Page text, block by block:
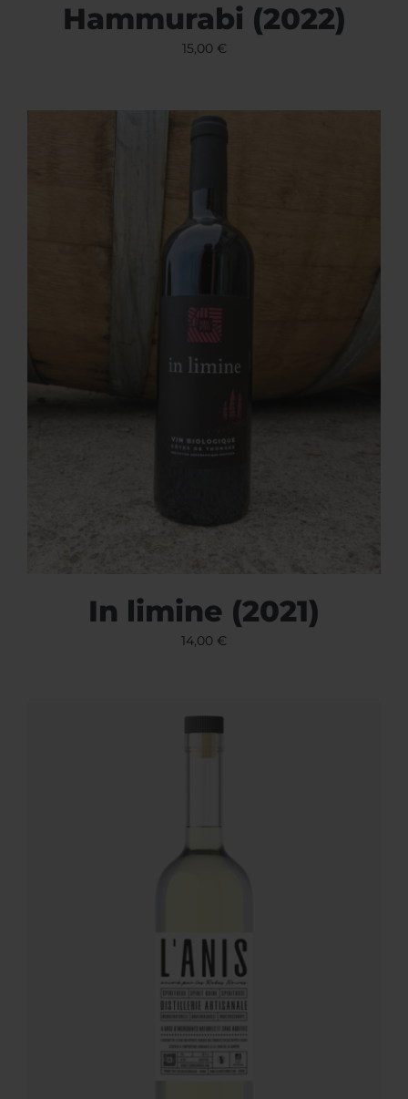
Hammurabi (2022)
15,00 €
In limine (2021)
14,00 €